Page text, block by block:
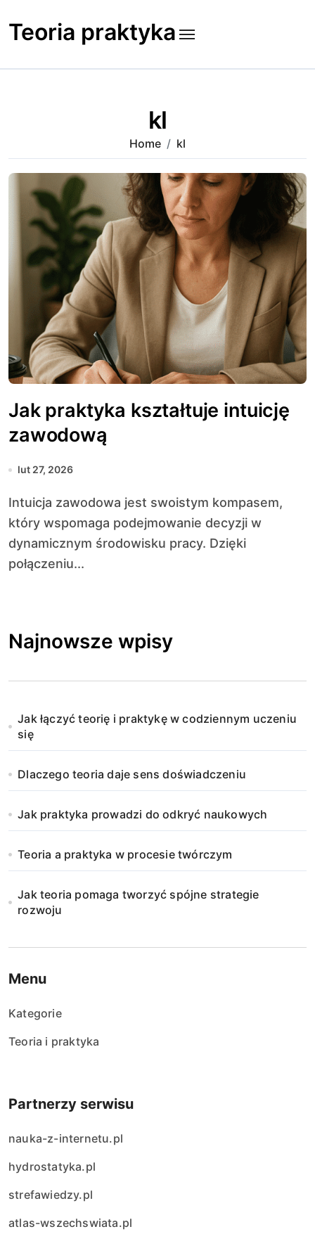
to
content
Teoria praktyka
kl
Home kl
Jak praktyka kształtuje intuicję
zawodową
lut 27, 2026
Intuicja zawodowa jest swoistym kompasem,
który wspomaga podejmowanie decyzji w
dynamicznym środowisku pracy. Dzięki
połączeniu...
Najnowsze wpisy
Jak łączyć teorię i praktykę w codziennym uczeniu
się
Dlaczego teoria daje sens doświadczeniu
Jak praktyka prowadzi do odkryć naukowych
Teoria a praktyka w procesie twórczym
Jak teoria pomaga tworzyć spójne strategie
rozwoju
Menu
Kategorie
Teoria i praktyka
Partnerzy serwisu
nauka-z-internetu.pl
hydrostatyka.pl
strefawiedzy.pl
atlas-wszechswiata.pl